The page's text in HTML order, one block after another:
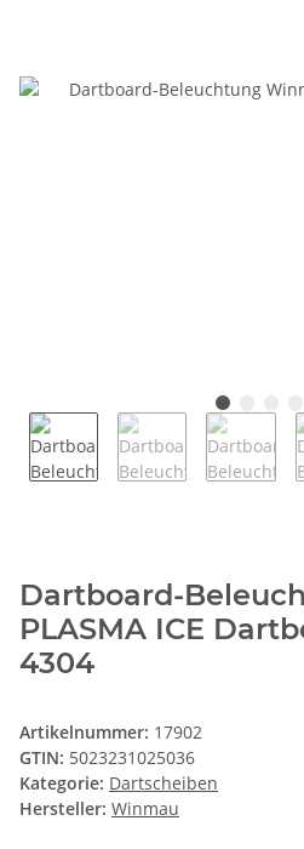
Dartboard-
PLASMA ICE
4304
Artikelnummer: 17902
GTIN: 5023231025036
Kategorie: Dartscheiben
Hersteller: Winmau